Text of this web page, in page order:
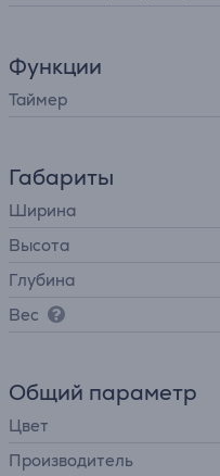
Функции
Таймер
Габариты
Ширина
Высота
Глубина
Вес
Общий параметр
Цвет
Производитель